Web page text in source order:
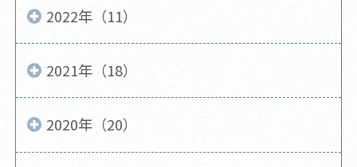
2022年（11）
2021年（18）
2020年（20）